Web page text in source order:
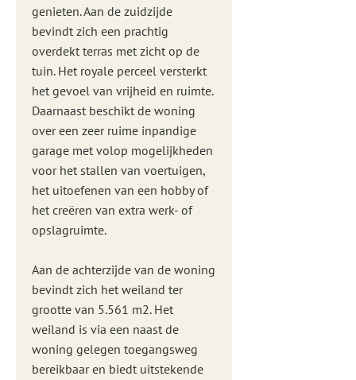
genieten. Aan de zuidzijde
bevindt zich een prachtig
overdekt terras met zicht op de
tuin. Het royale perceel versterkt
het gevoel van vrijheid en ruimte.
Daarnaast beschikt de woning
over een zeer ruime inpandige
garage met volop mogelijkheden
voor het stallen van voertuigen,
het uitoefenen van een hobby of
het creëren van extra werk- of
opslagruimte.
Aan de achterzijde van de woning
bevindt zich het weiland ter
grootte van 5.561 m2. Het
weiland is via een naast de
woning gelegen toegangsweg
bereikbaar en biedt uitstekende